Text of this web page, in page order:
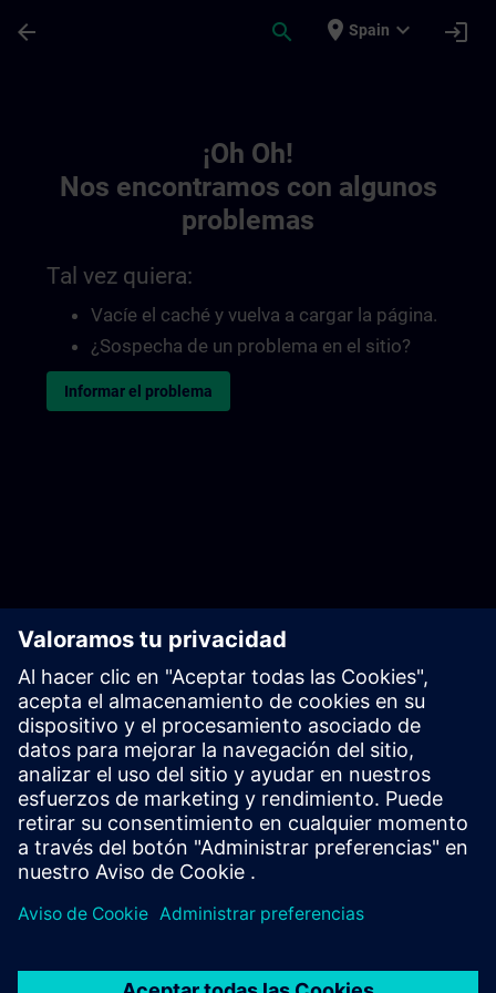
arrow_back search place Spain expand_more login
¡Oh Oh!
Nos encontramos con algunos
problemas
Tal vez quiera:
Vacíe el caché y vuelva a cargar la página.
¿Sospecha de un problema en el sitio?
Informar el problema